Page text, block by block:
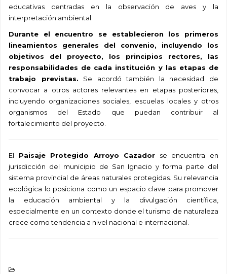
educativas centradas en la observación de aves y la
interpretación ambiental.
Durante el encuentro se establecieron los primeros
lineamientos generales del convenio, incluyendo los
objetivos del proyecto, los principios rectores, las
responsabilidades de cada institución y las etapas de
trabajo previstas. Se acordó también la necesidad de
convocar a otros actores relevantes en etapas posteriores,
incluyendo organizaciones sociales, escuelas locales y otros
organismos del Estado que puedan contribuir al
fortalecimiento del proyecto.
El Paisaje Protegido Arroyo Cazador se encuentra en
jurisdicción del municipio de San Ignacio y forma parte del
sistema provincial de áreas naturales protegidas. Su relevancia
ecológica lo posiciona como un espacio clave para promover
la educación ambiental y la divulgación científica,
especialmente en un contexto donde el turismo de naturaleza
crece como tendencia a nivel nacional e internacional.